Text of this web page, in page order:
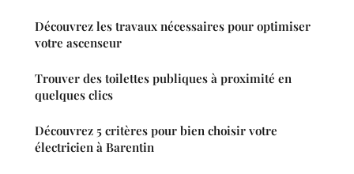
Découvrez les travaux nécessaires pour optimiser
votre ascenseur
Trouver des toilettes publiques à proximité en
quelques clics
Découvrez 5 critères pour bien choisir votre
électricien à Barentin